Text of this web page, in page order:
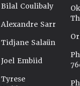
Bilal Coulibaly
Alexandre Sarr
Tidjane Salaün
Joel Embiid
Tyrese